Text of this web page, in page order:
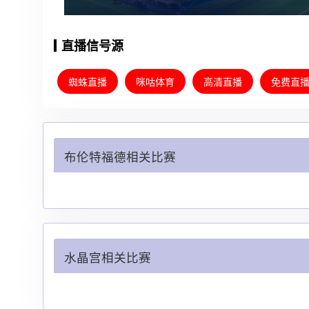
直播信号源
蜘蛛直播 咪咕体育 高清直播 免费直播
布伦特福德相关比赛
水晶宫相关比赛